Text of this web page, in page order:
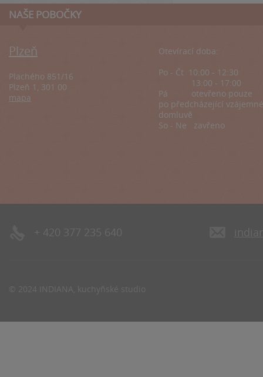
NAŠE POBOČKY
Plzeň
Plachého 851/16
Plzeň 1, 301 00
mapa
Otevírací doba:
Po - Čt 10:00 - 12:30
13:00 - 17:00
Pá otevřeno pouze
po předcházející vzájemné
domluvě
So - Ne zavřeno
+ 420 377 235 640
© 2024 INDIANA, kuchyňské studio